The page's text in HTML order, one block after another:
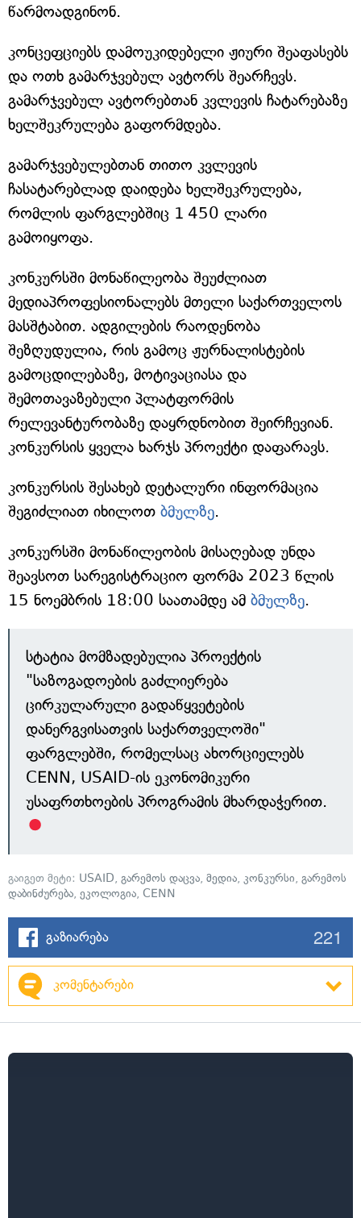
წარმოადგინონ.
კონცეფციებს დამოუკიდებელი ჟიური შეაფასებს
და ოთხ გამარჯვებულ ავტორს შეარჩევს.
გამარჯვებულ ავტორებთან კვლევის ჩატარებაზე
ხელშეკრულება გაფორმდება.
გამარჯვებულებთან თითო კვლევის
ჩასატარებლად დაიდება ხელშეკრულება,
რომლის ფარგლებშიც 1 450 ლარი
გამოიყოფა.
კონკურსში მონაწილეობა შეუძლიათ
მედიაპროფესიონალებს მთელი საქართველოს
მასშტაბით. ადგილების რაოდენობა
შეზღუდულია, რის გამოც ჟურნალისტების
გამოცდილებაზე, მოტივაციასა და
შემოთავაზებული პლატფორმის
რელევანტურობაზე დაყრდნობით შეირჩევიან.
კონკურსის ყველა ხარჯს პროექტი დაფარავს.
კონკურსის შესახებ დეტალური ინფორმაცია
შეგიძლიათ იხილოთ ბმულზე.
კონკურსში მონაწილეობის მისაღებად უნდა
შეავსოთ სარეგისტრაციო ფორმა 2023 წლის
15 ნოემბრის 18:00 საათამდე ამ ბმულზე.
სტატია მომზადებულია პროექტის
"საზოგადოების გაძლიერება
ცირკულარული გადაწყვეტების
დანერგვისათვის საქართველოში"
ფარგლებში, რომელსაც ახორციელებს
CENN, USAID-ის ეკონომიკური
უსაფრთხოების პროგრამის მხარდაჭერით.
გაიგეთ მეტი: USAID, გარემოს დაცვა, მედია, კონკურსი, გარემოს
დაბინძურება, ეკოლოგია, CENN
გაზიარება 221
კომენტარები